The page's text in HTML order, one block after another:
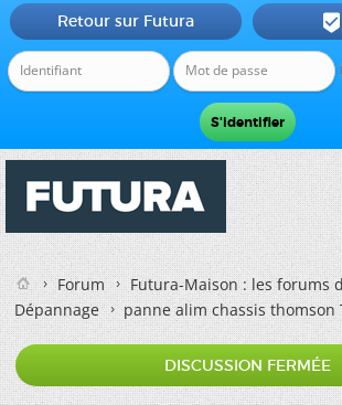
Retour sur Futura 
Forum
Futura-Maison : les forums
Dépannage
panne alim chassis thomson
DISCUSSION FERMÉE